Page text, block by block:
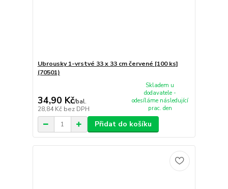
Ubrousky 1-vrstvé 33 x 33 cm červené [100 ks]
(70501)
34,90 Kč/bal.
28,84 Kč bez DPH
Skladem u
dodavatele -
odesíláme následující
prac. den
Přidat do košíku